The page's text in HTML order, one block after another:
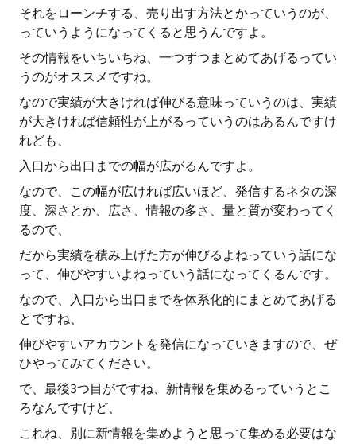
それをローンチする、売り出す方法とかっていうのが、
っていうようになってくると思うんですよ。
その情報をいちいちね、一つずつまとめてあげるってい
うのがオススメですね。
なので実績が大きければ伸びる意味っていうのは、実績
が大きければ信頼性が上がるっていうのはあるんですけ
れども、
入口から出口までの幅が広がるんですよ。
なので、この幅が広ければ広いほど、発信するネタの深
度、深さとか、広さ、情報の多さ、量と質が変わってく
るので、
だから実績を積み上げた方が伸びるよねっていう話にな
って、伸びやすいよねっていう話になってくるんです。
なので、入口から出口までを体系化的にまとめてあげる
とですね、
伸びやすいアカウントを発信になっていきますので、ぜ
ひやってみてください。
で、最後3つ目がですね、新情報を集めるっていうとこ
ろなんですけど、
これね、別に新情報を集めようと思って集める必要はな